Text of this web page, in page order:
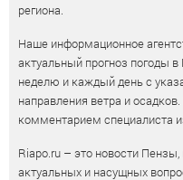
региона.
Наше информационное
актуальный прогноз погоды
неделю и каждый день с
направления ветра и
комментарием специалиста
Riapo.ru – это новости
актуальных и насущных